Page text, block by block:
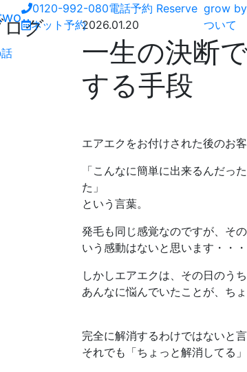
0120-992-080電話予約 Reserve
ネット予約
grow
ついて
2026.01.20
一生の決断
する手段
エアエクをお付けされた後のお
「こんなに簡単に出来るんだっ
た」
という言葉。
発毛も同じ感覚なのですが、そ
いう感動はないと思います・・・
しかしエアエクは、その日のう
あんなに悩んでいたことが、ち
完全に解消するわけではないと
それでも「ちょっと解消してる
グ